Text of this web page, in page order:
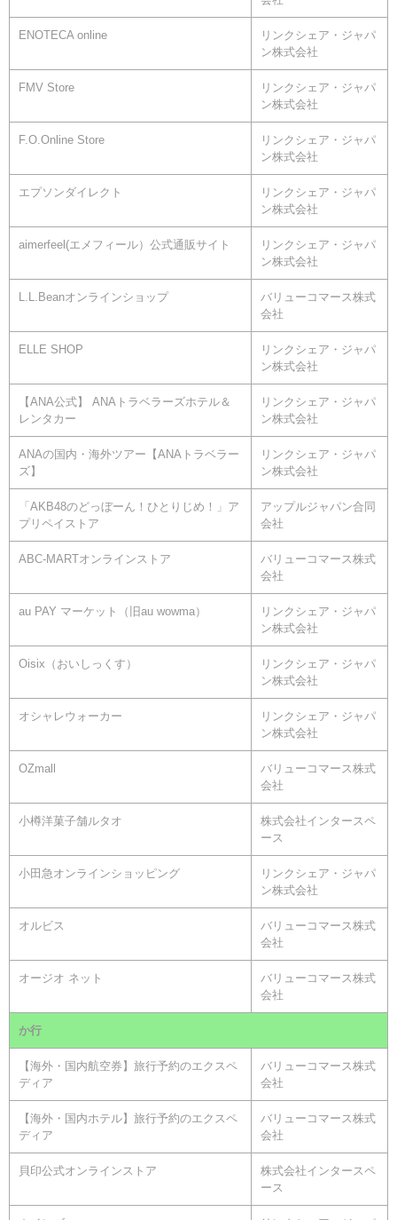
ENOTECA online
リンクシェア・ジャパ
ン株式会社
FMV Store
リンクシェア・ジャパ
ン株式会社
F.O.Online Store
リンクシェア・ジャパ
ン株式会社
エプソンダイレクト
リンクシェア・ジャパ
ン株式会社
aimerfeel(エメフィール）公式通販サイト
リンクシェア・ジャパ
ン株式会社
L.L.Beanオンラインショップ
バリューコマース株式
会社
ELLE SHOP
リンクシェア・ジャパ
ン株式会社
【ANA公式】 ANAトラベラーズホテル＆
レンタカー
リンクシェア・ジャパ
ン株式会社
ANAの国内・海外ツアー【ANAトラベラー
ズ】
リンクシェア・ジャパ
ン株式会社
「AKB48のどっぼーん！ひとりじめ！」ア
プリペイストア
アップルジャパン合同
会社
ABC-MARTオンラインストア
バリューコマース株式
会社
au PAY マーケット（旧au wowma）
リンクシェア・ジャパ
ン株式会社
Oisix（おいしっくす）
リンクシェア・ジャパ
ン株式会社
オシャレウォーカー
リンクシェア・ジャパ
ン株式会社
OZmall
バリューコマース株式
会社
小樽洋菓子舗ルタオ
株式会社インタースペ
ース
小田急オンラインショッピング
リンクシェア・ジャパ
ン株式会社
オルビス
バリューコマース株式
会社
オージオ ネット
バリューコマース株式
会社
か行
【海外・国内航空券】旅行予約のエクスペ
ディア
バリューコマース株式
会社
【海外・国内ホテル】旅行予約のエクスペ
ディア
バリューコマース株式
会社
貝印公式オンラインストア
株式会社インタースペ
ース